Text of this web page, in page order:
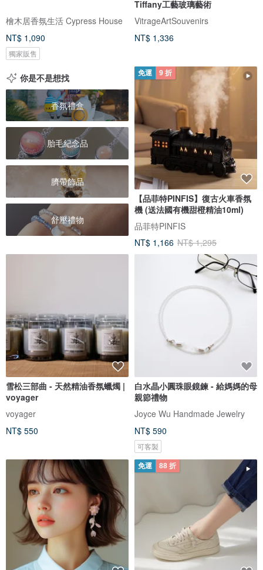
檜木居香氛生活 Cypress House
NT$ 1,090
獨家販售
Tiffany工藝玻璃藝術
VitrageArtSouvenirs
NT$ 1,336
你是不是想找
香氛禮盒
胎毛紀念品
臍帶飾品
舒壓禮物
免運 9 折
【品菲特PINFIS】復古火車香氛
機 (送法國有機甜橙精油10ml)
品菲特PINFIS
NT$ 1,166 NT$ 1,295
雪松三部曲 - 天然精油香氛蠟燭 |
voyager
voyager
NT$ 550
白水晶小圓珠眼鏡鍊 - 給媽媽的母
親節禮物
Joyce Wu Handmade Jewelry
NT$ 590
可客製
免運 88 折